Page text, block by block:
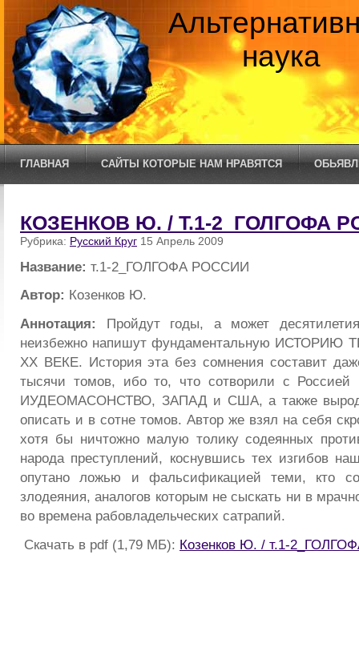
наука
ГЛАВНАЯ САЙТЫ КОТОРЫЕ НАМ НРАВЯТСЯ
КОЗЕНКОВ Ю. / Т.1-2_ГОЛГОФА
Рубрика: Русский Круг 15 Апрель 2009
Название: т.1-2_ГОЛГОФА РОССИИ
Автор: Козенков Ю.
Аннотация: Пройдут годы, а может
неизбежно напишут фундаментальную
XX ВЕКЕ. История эта без сомнения составит
тысячи томов, ибо то, что сотворили с
ИУДЕОМАСОНСТВО, ЗАПАД и США, а также
описать и в сотне томов. Автор же взял на себя
хотя бы ничтожно малую толику содеянных
народа преступлений, коснувшись тех изгибов
опутано ложью и фальсификацией теми, кто
злодеяния, аналогов которым не сыскать ни в
во времена рабовладельческих сатрапий.
Скачать в pdf (1,79 МБ): Козенков Ю. / т.1-